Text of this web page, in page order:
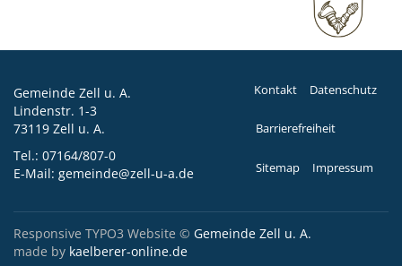
Gemeinde Zell u. A.
Lindenstr. 1-3
73119 Zell u. A.
Tel.: 07164/807-0
E-Mail: gemeinde@zell-u-a.de
Kontakt Datenschutz
Barrierefreiheit
Sitemap Impressum
Responsive TYPO3 Website © Gemeinde Zell u. A.
made by kaelberer-online.de